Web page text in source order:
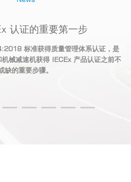
认证的重要第一步
标准获得质量管理体系认证，是
械减速机获得 IECEx 产品认证之前不
缺的重要步骤。